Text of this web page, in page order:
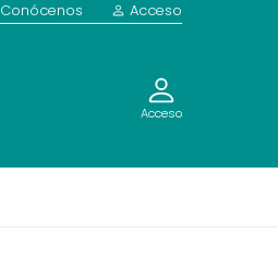
Conócenos Acceso
Acceso